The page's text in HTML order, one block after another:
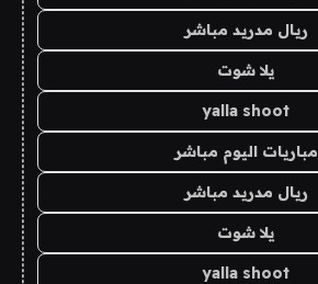
ريال مدريد مباشر
يلا شوت
yalla shoot
مباريات اليوم مباشر
ريال مدريد مباشر
يلا شوت
yalla shoot